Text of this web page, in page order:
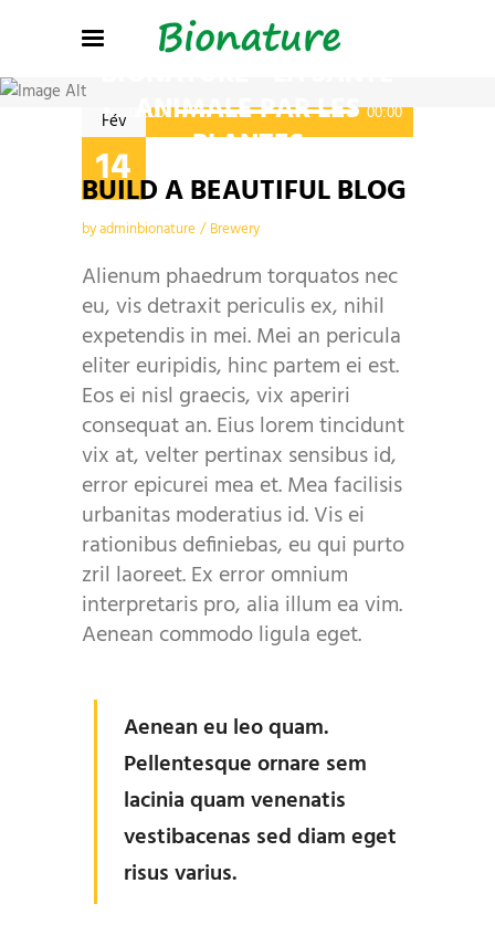
BREWERY BLOG
ANIMALE PAR LES
PLANTES
Lecteur
audio
00:00 00:00
Fév
14
BUILD A BEAUTIFUL BLOG
byadminbionature Brewery
Alienum phaedrum torquatos nec
eu, vis detraxit periculis ex, nihil
expetendis in mei. Mei an pericula
eliter euripidis, hinc partem ei est.
Eos ei nisl graecis, vix aperiri
consequat an. Eius lorem tincidunt
vix at, velter pertinax sensibus id,
error epicurei mea et. Mea facilisis
urbanitas moderatius id. Vis ei
rationibus definiebas, eu qui purto
zril laoreet. Ex error omnium
interpretaris pro, alia illum ea vim.
Aenean commodo ligula eget.
Aenean eu leo quam.
Pellentesque ornare sem
lacinia quam venenatis
vestibacenas sed diam eget
risus varius.